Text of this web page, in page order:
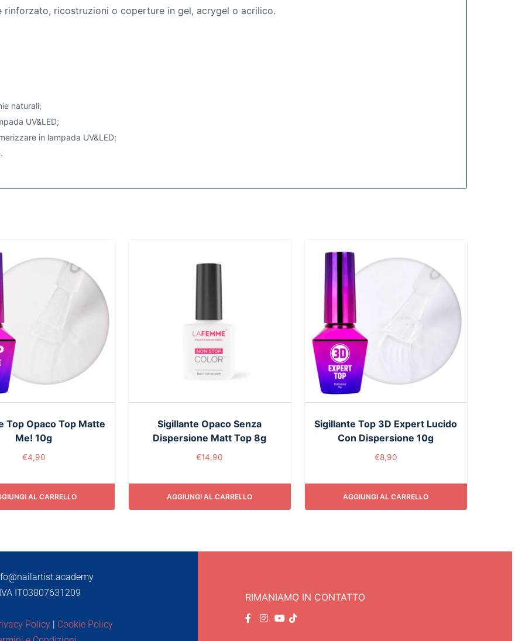
rinforzato, ricostruzioni o coperture in gel, acrygel o acrilico.
naturali;
UV&LED;
in lampada UV&LED;
Top Opaco Top Matte
Me! 10g
€4,90
AL CARRELLO
Sigillante Opaco Senza
Dispersione Matt Top 8g
€14,90
AGGIUNGI AL CARRELLO
Sigillante Top 3D Expert Lucido
Con Dispersione 10g
€8,90
AGGIUNGI AL CARRELLO
IT03807631209
Policy | Cookie Policy
RIMANIAMO IN CONTATTO